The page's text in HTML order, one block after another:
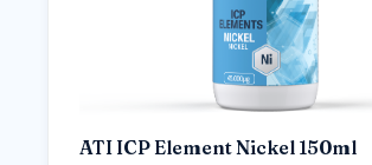
ATI ICP Element Nickel 150ml